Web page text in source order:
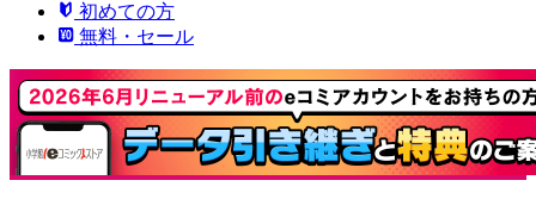
初めての方
無料・セール